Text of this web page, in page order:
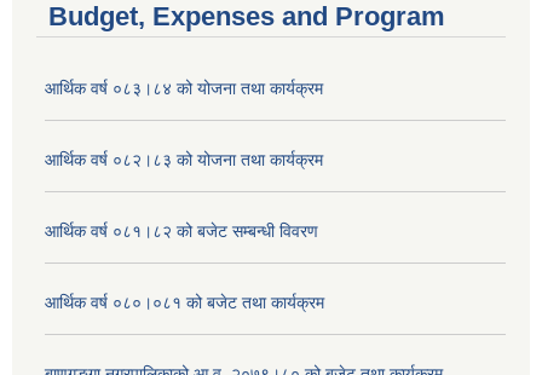
Budget, Expenses and Program
आर्थिक वर्ष ०८३।८४ को योजना तथा कार्यक्रम
आर्थिक वर्ष ०८२।८३ को योजना तथा कार्यक्रम
आर्थिक वर्ष ०८१।८२ को बजेट सम्बन्धी विवरण
आर्थिक वर्ष ०८०।०८१ को बजेट तथा कार्यक्रम